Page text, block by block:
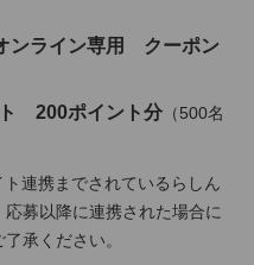
ンライン専用 クーポン
200ポイント分 （500名
連携までされているらしん
募以降に連携された場合に
承ください。